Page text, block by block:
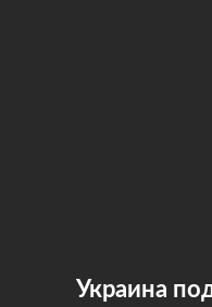
Украина